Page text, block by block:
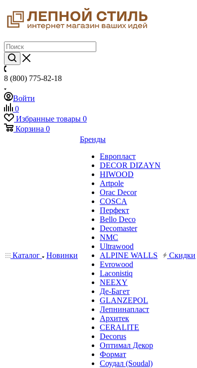
8 (800) 775-82-18
Войти
0
Избранные товары 0
Корзина 0
Каталог Новинки
Бренды
Европласт
DECOR DIZAYN
HIWOOD
Artpole
Orac Decor
COSCA
Перфект
Bello Deco
Decomaster
NMС
Ultrawood
ALPINE WALLS
Evrowood
Laconistiq
NEEXY
Де-Багет
GLANZEPOL
Лепнинапласт
Архитек
CERALITE
Decorus
Оптимал Декор
Формат
Соудал (Soudal)
Скидки